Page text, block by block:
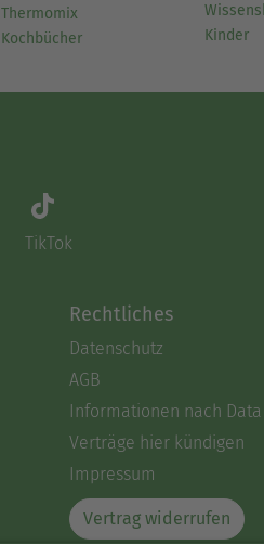
Thermomix
Kochbücher
Kinder
TikTok
Rechtliches
Datenschutz
AGB
Informationen nach Data
Verträge hier kündigen
Impressum
Vertrag widerrufen